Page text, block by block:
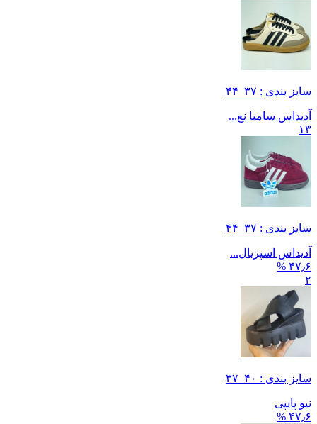
سایز بندی : ۳۷_۴۴
آدیداس سامبا نع...
۱۳
سایز بندی : ۳۷_۴۴
آدیداس اسپزیال...
۴۷٫۶ %
۲
سایز بندی : ۴۰_۳۷
نیو پایپی
۴۷٫۶ %